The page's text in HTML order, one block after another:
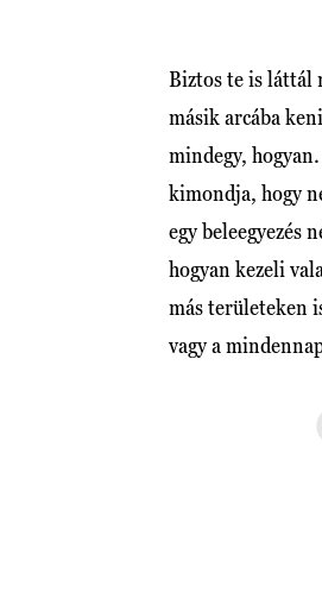
Biztos te is láttál
másik arcába
mindegy,
kimondja, hogy
egy beleegyezés
hogyan kezeli
más területeken
vagy a